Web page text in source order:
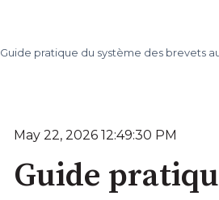
Guide pratique du système des brevets
May 22, 2026 12:49:30 PM
Guide